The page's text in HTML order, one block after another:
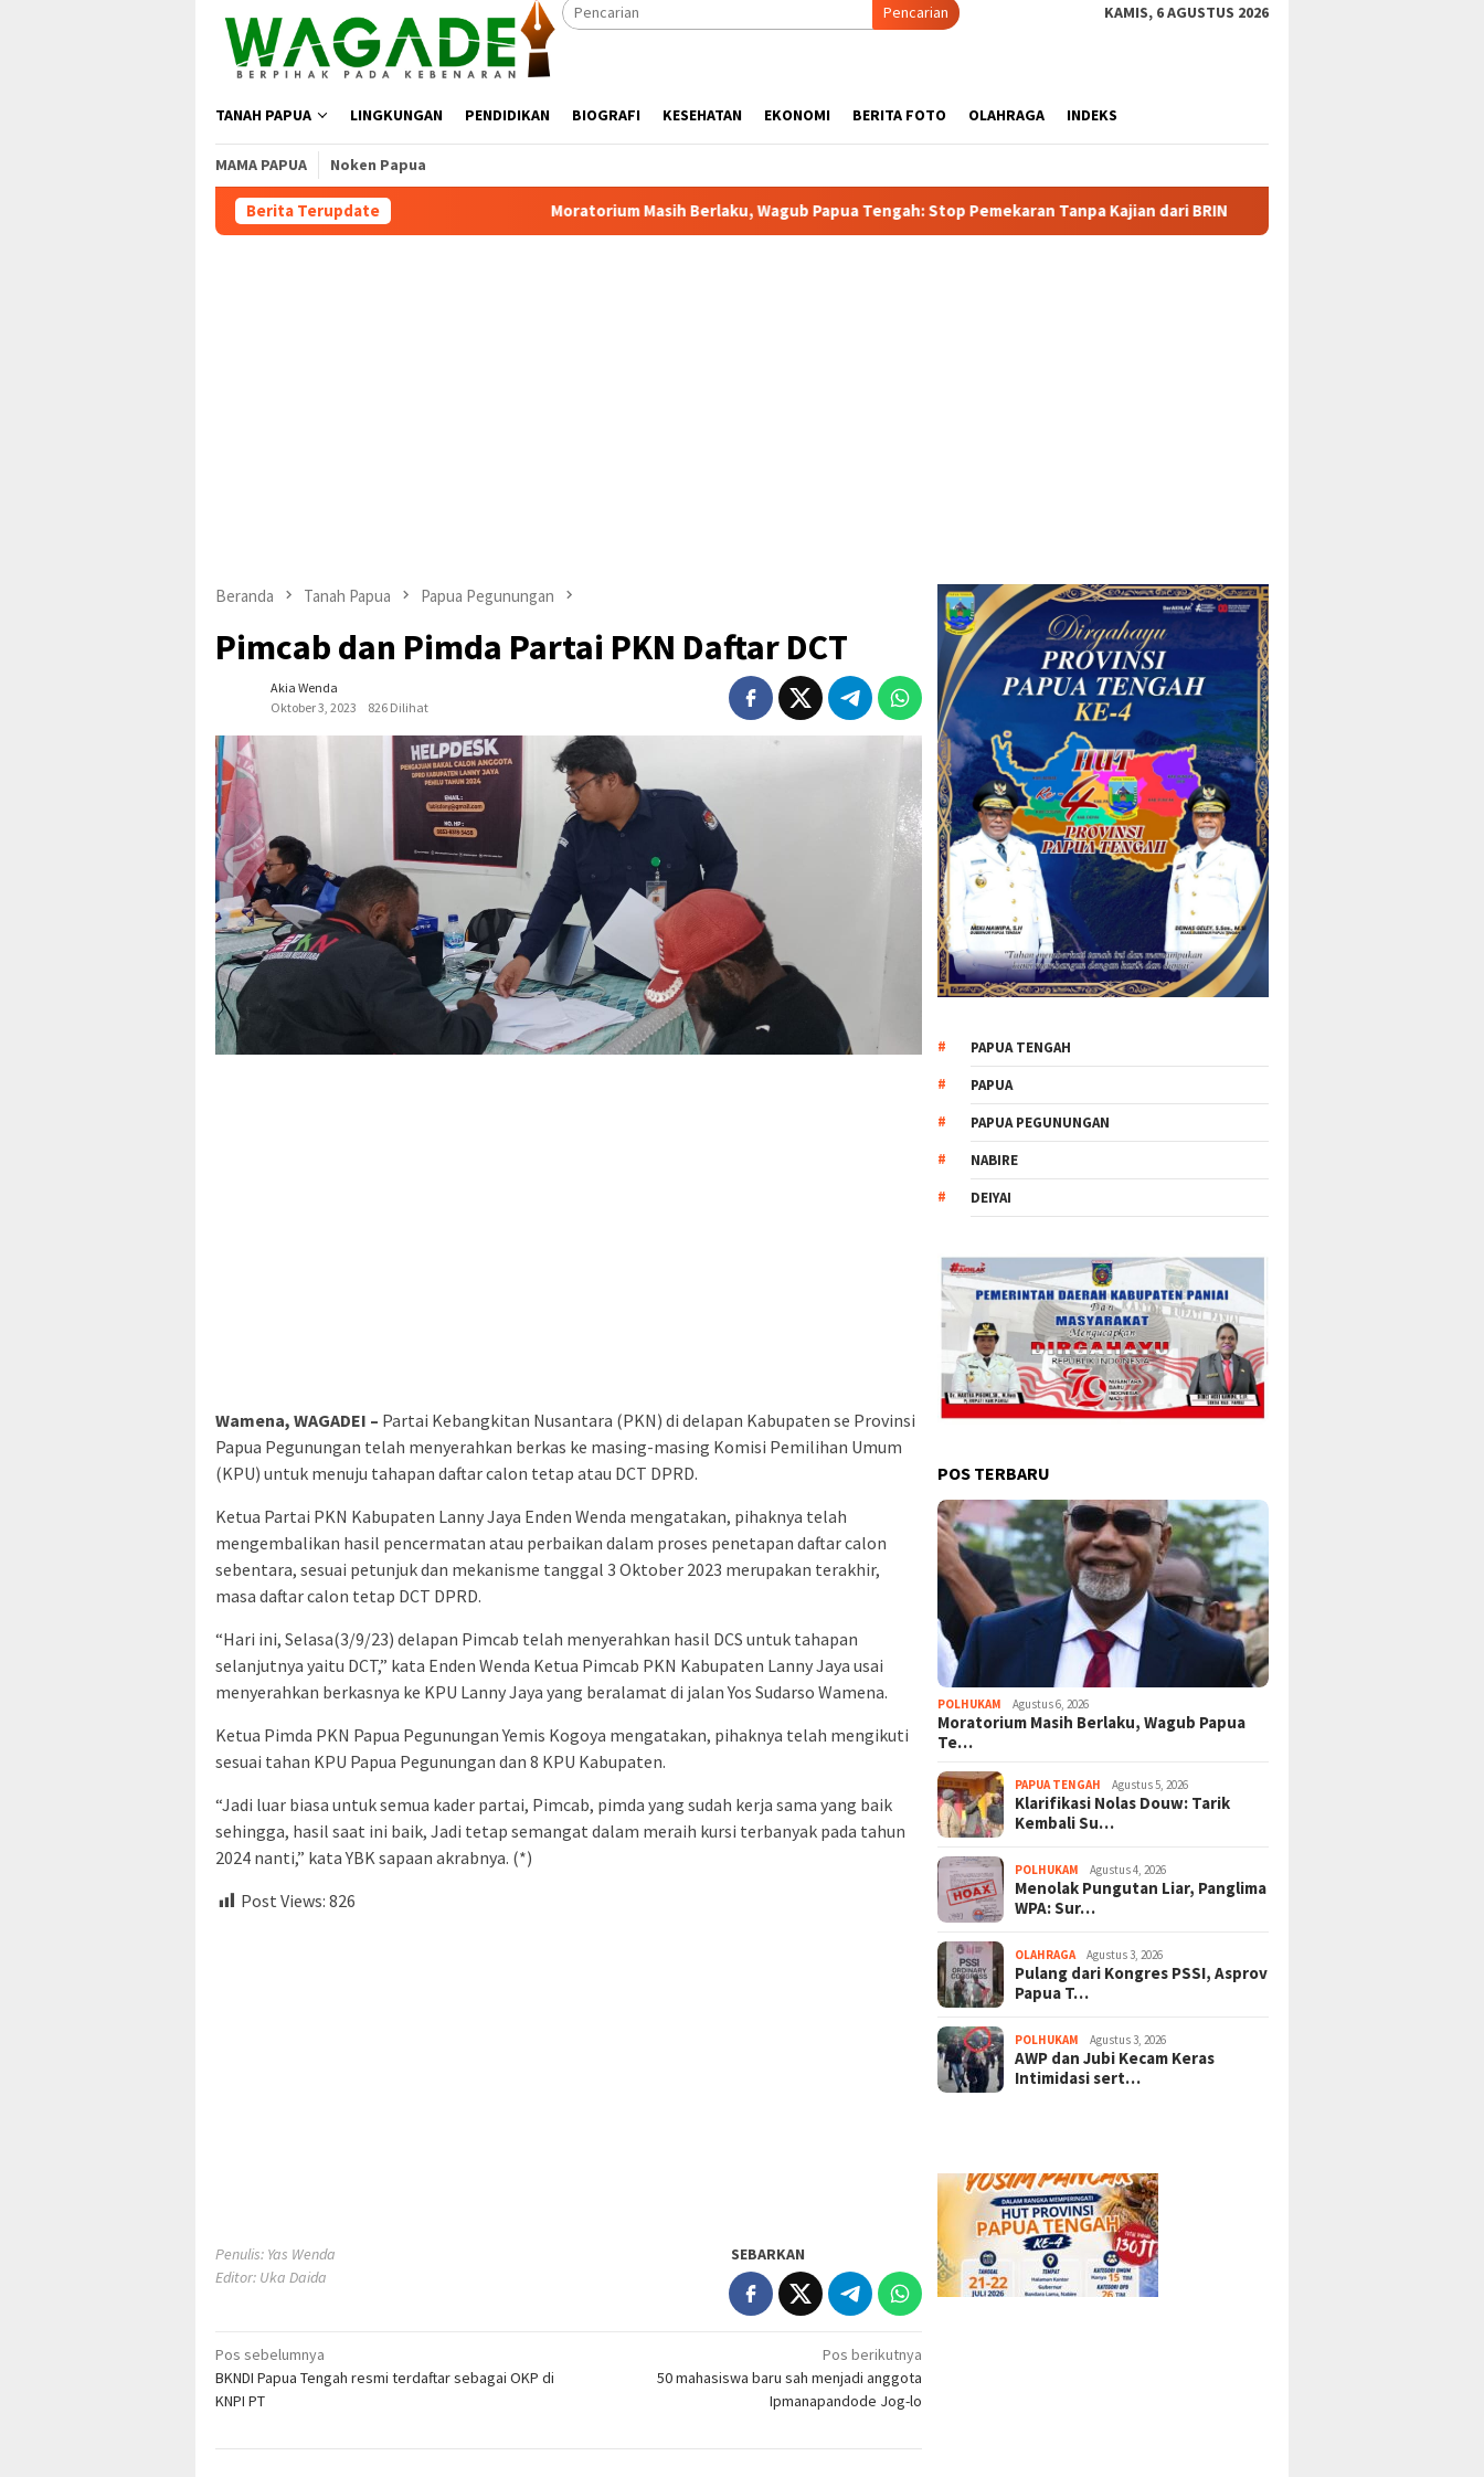
Pencarian KAMIS, 6 AGUSTUS 2026
TANAH PAPUA LINGKUNGAN PENDIDIKAN BIOGRAFI KESEHATAN EKONOMI BERITA FOTO OLAHRAGA INDEKS
MAMA PAPUA Noken Papua
Berita TerupdateMoratorium Masih Berlaku, Wagub Papua Tengah: Stop Pemekaran Tanpa Kajian dari BRIN Klarifikasi Nolas Douw: Tarik Kembali Surat, Lepas
Beranda Tanah Papua Papua Pegunungan
Pimcab dan Pimda Partai PKN Daftar DCT
Akia Wenda
Oktober 3, 2023
826 Dilihat
Wamena, WAGADEI – Partai Kebangkitan Nusantara (PKN) di delapan Kabupaten se Provinsi
Papua Pegunungan telah menyerahkan berkas ke masing-masing Komisi Pemilihan Umum
(KPU) untuk menuju tahapan daftar calon tetap atau DCT DPRD.
Ketua Partai PKN Kabupaten Lanny Jaya Enden Wenda mengatakan, pihaknya telah
mengembalikan hasil pencermatan atau perbaikan dalam proses penetapan daftar calon
sebentara, sesuai petunjuk dan mekanisme tanggal 3 Oktober 2023 merupakan terakhir,
masa daftar calon tetap DCT DPRD.
“Hari ini, Selasa(3/9/23) delapan Pimcab telah menyerahkan hasil DCS untuk tahapan
selanjutnya yaitu DCT,” kata Enden Wenda Ketua Pimcab PKN Kabupaten Lanny Jaya usai
menyerahkan berkasnya ke KPU Lanny Jaya yang beralamat di jalan Yos Sudarso Wamena.
Ketua Pimda PKN Papua Pegunungan Yemis Kogoya mengatakan, pihaknya telah mengikuti
sesuai tahan KPU Papua Pegunungan dan 8 KPU Kabupaten.
“Jadi luar biasa untuk semua kader partai, Pimcab, pimda yang sudah kerja sama yang baik
sehingga, hasil saat ini baik, Jadi tetap semangat dalam meraih kursi terbanyak pada tahun
2024 nanti,” kata YBK sapaan akrabnya. (*)
Post Views: 826
Penulis: Yas Wenda
Editor: Uka Daida
SEBARKAN
Navigasi
pos
Pos sebelumnya
BKNDI Papua Tengah resmi terdaftar sebagai OKP di
KNPI PT
Pos berikutnya
50 mahasiswa baru sah menjadi anggota
Ipmanapandode Jog-lo
PAPUA TENGAH
PAPUA
PAPUA PEGUNUNGAN
NABIRE
DEIYAI
POS TERBARU
POLHUKAM Agustus 6, 2026
Moratorium Masih Berlaku, Wagub Papua
Te…
PAPUA TENGAH Agustus 5, 2026
Klarifikasi Nolas Douw: Tarik
Kembali Su…
POLHUKAM Agustus 4, 2026
Menolak Pungutan Liar, Panglima
WPA: Sur…
OLAHRAGA Agustus 3, 2026
Pulang dari Kongres PSSI, Asprov
Papua T…
POLHUKAM Agustus 3, 2026
AWP dan Jubi Kecam Keras
Intimidasi sert…